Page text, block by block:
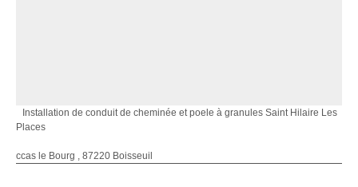
Installation de conduit de cheminée et poele à granules Saint Hilaire Les
Places
ccas le Bourg , 87220 Boisseuil